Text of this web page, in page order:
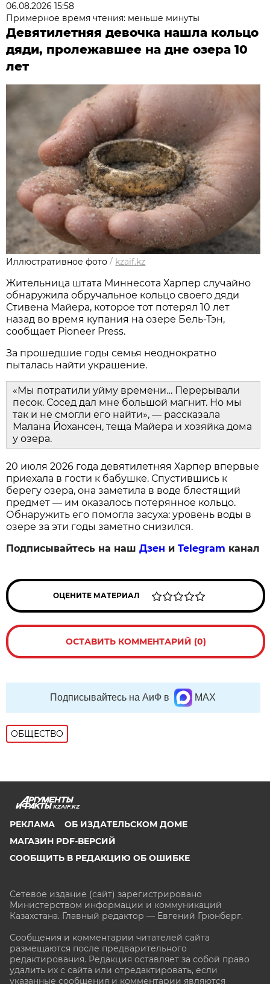
06.08.2026 15:58
Примерное время чтения: меньше минуты
Девятилетняя девочка нашла кольцо
дяди, пролежавшее на дне озера 10
лет
Иллюстративное фото / kzaif.kz
Жительница штата Миннесота Харпер случайно
обнаружила обручальное кольцо своего дяди
Стивена Майера, которое тот потерял 10 лет
назад во время купания на озере Бель-Тэн,
сообщает Pioneer Press.
За прошедшие годы семья неоднократно
пыталась найти украшение.
«Мы потратили уйму времени… Перерывали
песок. Сосед дал мне большой магнит. Но мы
так и не смогли его найти», — рассказала
Малана Йохансен, теща Майера и хозяйка дома
у озера.
20 июля 2026 года девятилетняя Харпер впервые
приехала в гости к бабушке. Спустившись к
берегу озера, она заметила в воде блестящий
предмет — им оказалось потерянное кольцо.
Обнаружить его помогла засуха: уровень воды в
озере за эти годы заметно снизился.
Подписывайтесь на нашДзен иTelegram канал
ОЦЕНИТЕ МАТЕРИАЛ
ОСТАВИТЬ КОММЕНТАРИЙ (0)
Подписывайтесь на АиФ в MAX
ОБЩЕСТВО
KZAIF.KZ
РЕКЛАМА
ОБ ИЗДАТЕЛЬСКОМ ДОМЕ
МАГАЗИН PDF-ВЕРСИЙ
СООБЩИТЬ В РЕДАКЦИЮ ОБ ОШИБКЕ
Сетевое издание (сайт) зарегистрировано
Министерством информации и коммуникаций
Казахстана. Главный редактор — Евгений Грюнберг.
Сообщения и комментарии читателей сайта
размещаются после предварительного
редактирования. Редакция оставляет за собой право
удалить их с сайта или отредактировать, если
указанные сообщения и комментарии являются